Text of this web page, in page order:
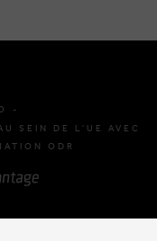
-
SEIN DE L'UE AVEC
ODR